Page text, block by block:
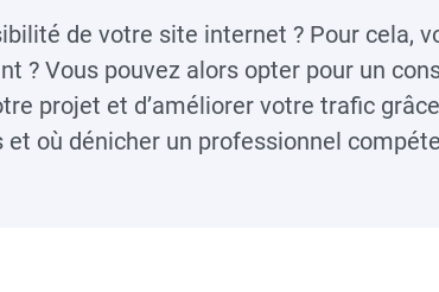
de votre site internet ? Pour cela,
? Vous pouvez alors opter pour un
projet et d’améliorer votre trafic
où dénicher un professionnel